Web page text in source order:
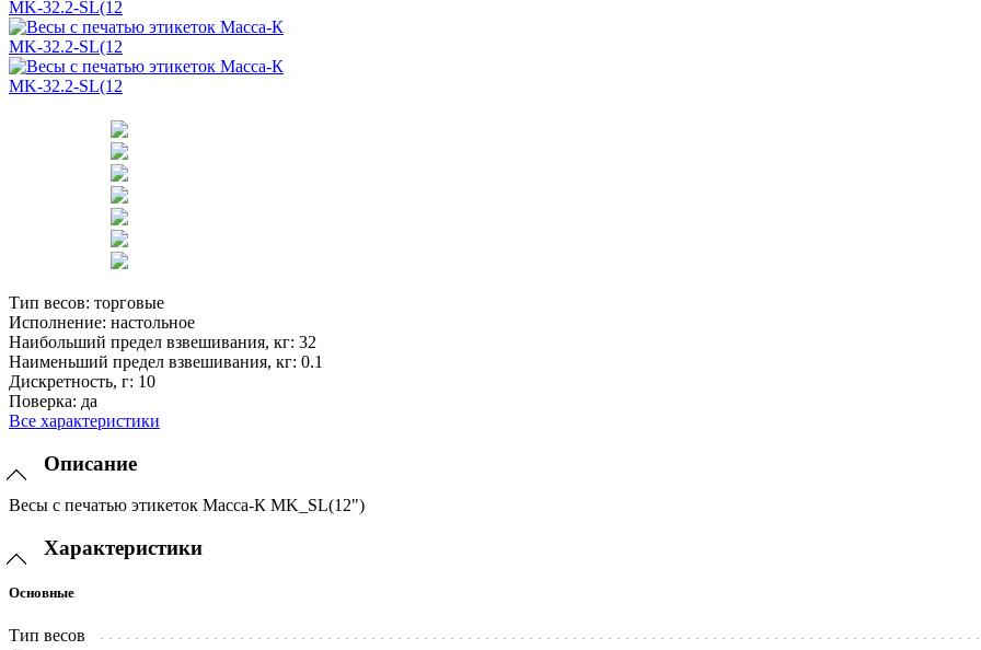
Тип весов: торговые
Исполнение: настольное
Наибольший предел взвешивания, кг: 32
Наименьший предел взвешивания, кг: 0.1
Дискретность, г: 10
Поверка: да
Все характеристики
Описание
Весы с печатью этикеток Масса-К MK_SL(12")
Характеристики
Основные
Тип весов